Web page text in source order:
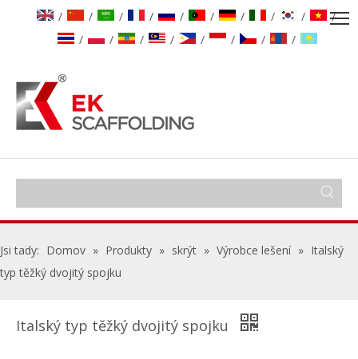
/ / / / / / / / /
/
/
/ / / / / / /
Jsi tady: Domov » Produkty » skrýt » Výrobce lešení » Italský
typ těžký dvojitý spojku
Italský typ těžký dvojitý spojku